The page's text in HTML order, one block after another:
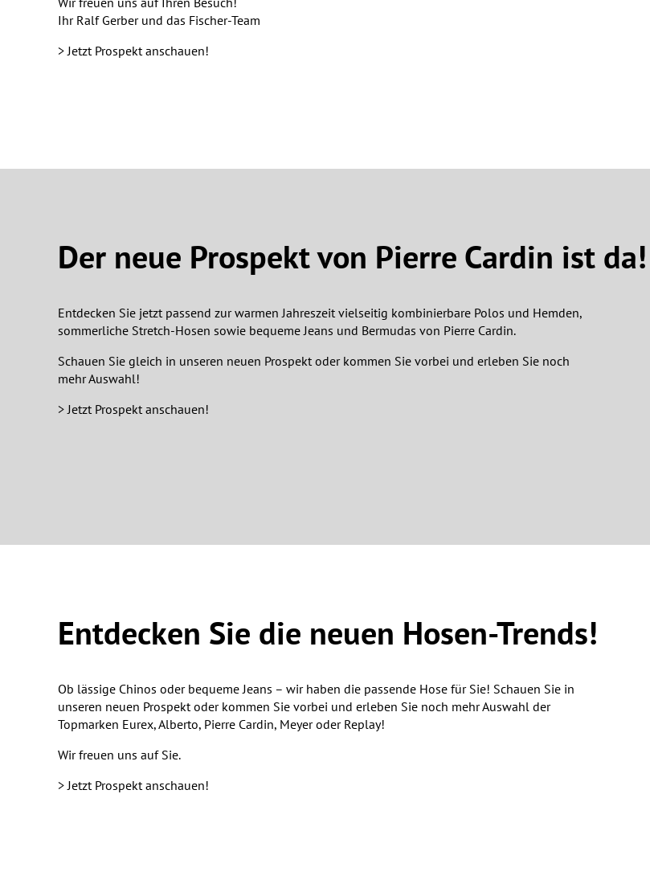
Ihr Ralf Gerber und das Fischer-Team
> Jetzt Prospekt anschauen!
Der neue Prospekt von Pierre Cardin ist da!
Entdecken Sie jetzt passend zur warmen Jahreszeit vielseitig kombinierbare Polos und Hemden,
sommerliche Stretch-Hosen sowie bequeme Jeans und Bermudas von Pierre Cardin.
Schauen Sie gleich in unseren neuen Prospekt oder kommen Sie vorbei und erleben Sie noch
mehr Auswahl!
> Jetzt Prospekt anschauen!
Entdecken Sie die neuen Hosen-Trends!
Ob lässige Chinos oder bequeme Jeans – wir haben die passende Hose für Sie! Schauen Sie in
unseren neuen Prospekt oder kommen Sie vorbei und erleben Sie noch mehr Auswahl der
Topmarken Eurex, Alberto, Pierre Cardin, Meyer oder Replay!
Wir freuen uns auf Sie.
> Jetzt Prospekt anschauen!